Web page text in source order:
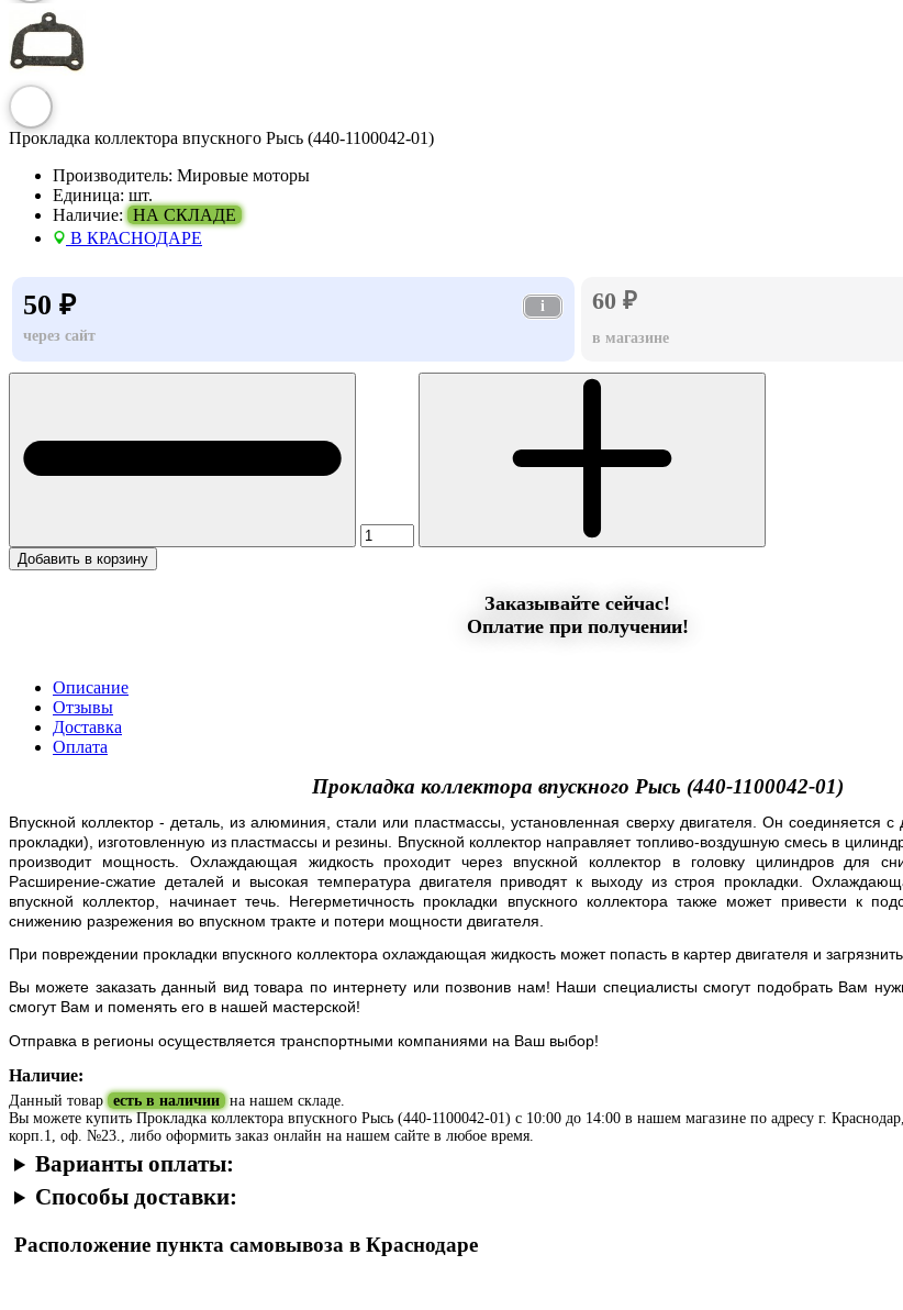
Прокладка коллектора впускного Рысь (440-1100042-01)
Производитель: Мировые моторы
Единица: шт.
Наличие: НА СКЛАДЕ
В КРАСНОДАРЕ
50 ₽
i
через сайт
60 ₽
в магазине
Добавить в корзину
Заказывайте сейчас!
Оплатие при получении!
Описание
Отзывы
Доставка
Оплата
Прокладка коллектора впускного Рысь (440-1100042-01)
Впускной коллектор - деталь, из алюминия, стали или пластмассы, установленная сверху двигателя. Он соединяется с
прокладки), изготовленную из пластмассы и резины. Впускной коллектор направляет топливо-воздушную смесь в
производит мощность. Охлаждающая жидкость проходит через впускной коллектор в головку цилиндров для
Расширение-сжатие деталей и высокая температура двигателя приводят к выходу из строя прокладки.
впускной коллектор, начинает течь. Негерметичность прокладки впускного коллектора также может привести к
снижению разрежения во впускном тракте и потери мощности двигателя.
При повреждении прокладки впускного коллектора охлаждающая жидкость может попасть в картер двигателя и
Вы можете заказать данный вид товара по интернету или позвонив нам! Наши специалисты смогут подобрать Вам
смогут Вам и поменять его в нашей мастерской!
Отправка в регионы осуществляется транспортными компаниями на Ваш выбор!
Наличие:
Данный товар есть в наличии на нашем складе.
Вы можете купить Прокладка коллектора впускного Рысь (440-1100042-01) с 10:00 до 14:00 в нашем магазине по адресу г.
корп.1, оф. №23., либо оформить заказ онлайн на нашем сайте в любое время.
Варианты оплаты:
Способы доставки:
Расположение пункта самовывоза в Краснодаре